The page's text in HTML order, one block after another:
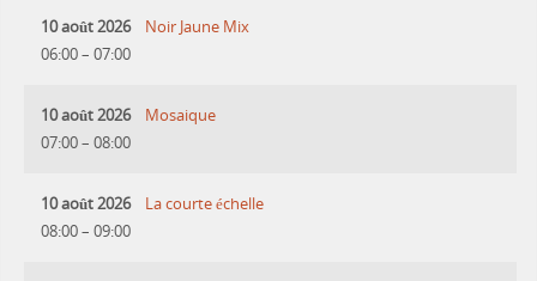
10 août 2026
06:00– 07:00
Noir Jaune Mix
10 août 2026
07:00– 08:00
Mosaique
10 août 2026
08:00– 09:00
La courte échelle